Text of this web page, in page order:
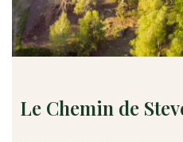
Le Chemin de